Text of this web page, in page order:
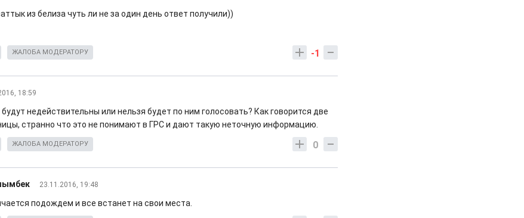
из белиза чуть ли не за один день ответ получили))
-1
ЖАЛОБА МОДЕРАТОРУ
18:59
недействительны или нельзя будет по ним голосовать? Как говорится две
странно что это не понимают в ГРС и дают такую неточную информацию.
0
ЖАЛОБА МОДЕРАТОРУ
23.11.2016, 19:48
подождем и все встанет на свои места.